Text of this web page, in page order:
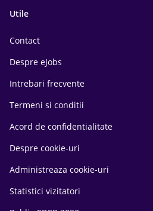
Utile
Contact
Despre eJobs
Intrebari frecvente
Termeni si conditii
Acord de confidentialitate
Despre cookie-uri
Administreaza cookie-uri
Statistici vizitatori